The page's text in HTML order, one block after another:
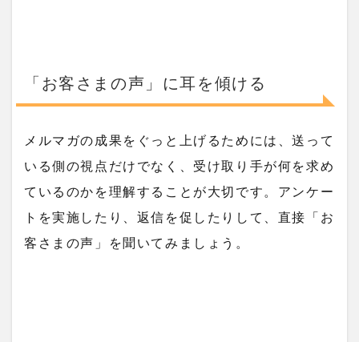
「お客さまの声」に耳を傾ける
メルマガの成果をぐっと上げるためには、送って
いる側の視点だけでなく、受け取り手が何を求め
ているのかを理解することが大切です。アンケー
トを実施したり、返信を促したりして、直接「お
客さまの声」を聞いてみましょう。